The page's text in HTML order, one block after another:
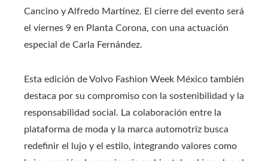
Cancino y Alfredo Martínez. El cierre del evento será
el viernes 9 en Planta Corona, con una actuación
especial de Carla Fernández.
Esta edición de Volvo Fashion Week México también
destaca por su compromiso con la sostenibilidad y la
responsabilidad social. La colaboración entre la
plataforma de moda y la marca automotriz busca
redefinir el lujo y el estilo, integrando valores como